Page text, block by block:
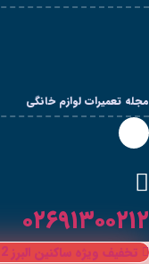
مجله تعمیرات لوازم خانگی
۰۲۶۹۱۳۰۰۲۱۲
تخفیف ویژه ساکنین البرز 02691300212